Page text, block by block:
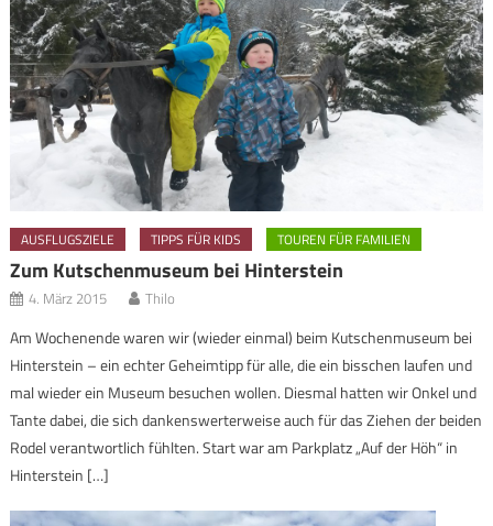
AUSFLUGSZIELE TIPPS FÜR KIDS TOUREN FÜR FAMILIEN
Zum Kutschenmuseum bei Hinterstein
4. März 2015 Thilo
Am Wochenende waren wir (wieder einmal) beim Kutschenmuseum bei
Hinterstein – ein echter Geheimtipp für alle, die ein bisschen laufen und
mal wieder ein Museum besuchen wollen. Diesmal hatten wir Onkel und
Tante dabei, die sich dankenswerterweise auch für das Ziehen der beiden
Rodel verantwortlich fühlten. Start war am Parkplatz „Auf der Höh“ in
Hinterstein […]